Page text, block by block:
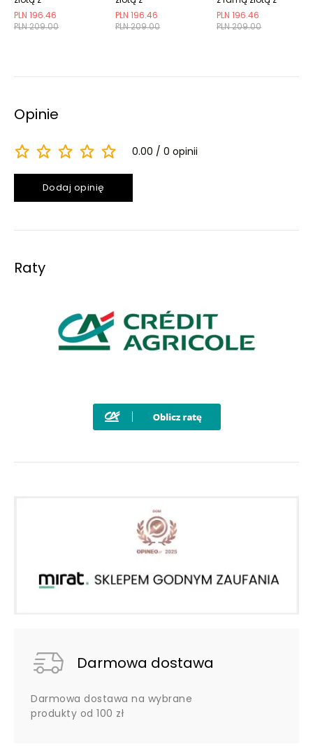
PLN 209.00
PLN 196.46
marginesem
PLN 209.00
PLN 196.46
marginesem
PLN 209.00
PLN 196.46
marginesem
Opinie
0.00 0 opinii
Dodaj opinię
Raty
Darmowa dostawa
Darmowa dostawa na wybrane
produkty od 100 zł